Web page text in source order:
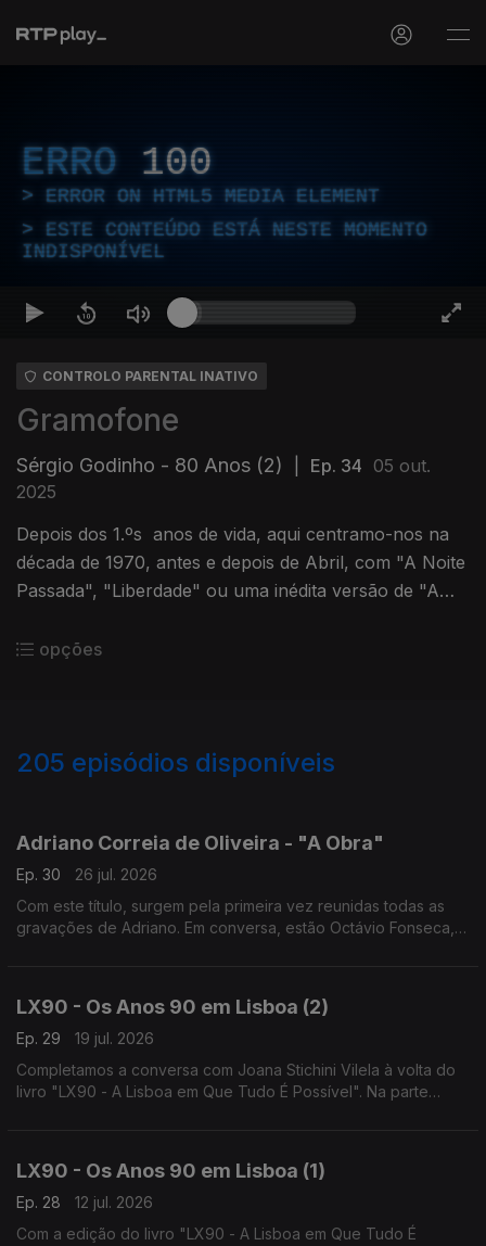
ERRO 100
ERROR ON HTML5 MEDIA ELEMENT
ESTE CONTEÚDO ESTÁ NESTE MOMENTO
INDISPONÍVEL
CONTROLO PARENTAL INATIVO
Gramofone
Sérgio Godinho - 80 Anos (2) Ep. 34 05 out.
2025
Depois dos 1.ºs anos de vida, aqui centramo-nos na
década de 1970, antes e depois de Abril, com "A Noite
Passada", "Liberdade" ou uma inédita versão de "A
nenhum disco.
opções
205 episódios disponíveis
Adriano Correia de Oliveira - "A Obra"
Ep. 30
26 jul. 2026
Com este título, surgem pela primeira vez reunidas todas as
gravações de Adriano. Em conversa, estão Octávio Fonseca,
LX90 - Os Anos 90 em Lisboa (2)
Ep. 29
19 jul. 2026
Completamos a conversa com Joana Stichini Vilela à volta do
livro "LX90 - A Lisboa em Que Tudo É Possível". Na parte
LX90 - Os Anos 90 em Lisboa (1)
Ep. 28
12 jul. 2026
Com a edição do livro "LX90 - A Lisboa em Que Tudo É